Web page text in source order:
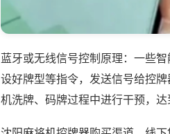
蓝牙或无线信号控制原理：一些
设好牌型等指令，发送信号给控
机洗牌、码牌过程中进行干预，达